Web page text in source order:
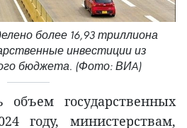
более 16,93 триллиона
инвестиции из
бюджета. (Фото: ВИA)
государственных
году, министерствам,